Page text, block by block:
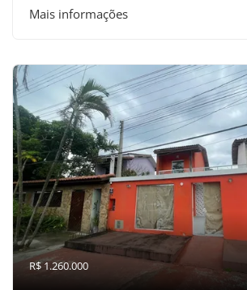
Mais informações
R$ 1.260.000